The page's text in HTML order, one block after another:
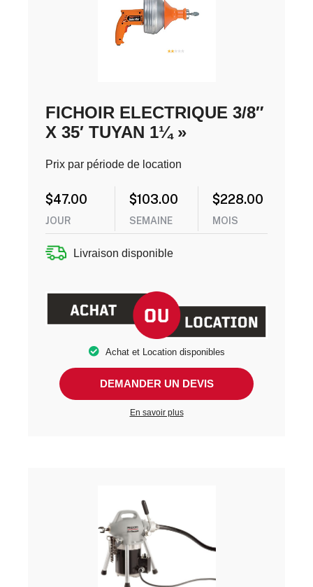
FICHOIR ELECTRIQUE 3/8″
X 35′ TUYAN 1¼ »
Prix par période de location
$47.00
JOUR
$103.00
SEMAINE
$228.00
MOIS
Livraison disponible
Achat et Location disponibles
DEMANDER UN DEVIS
En savoir plus